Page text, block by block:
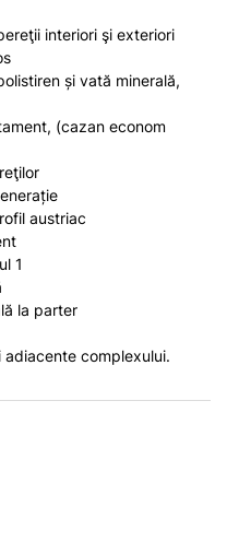
interiori şi exteriori
și vată minerală,
(cazan econom
austriac
1
la parter
complexului.